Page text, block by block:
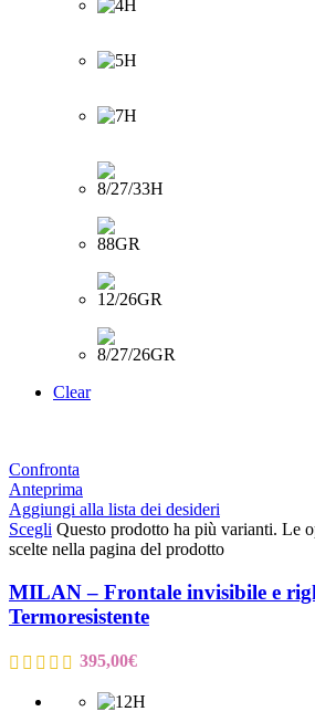
Clear
Confronta
Anteprima
Aggiungi alla lista dei desideri
Scegli Questo prodotto ha più varianti. Le
scelte nella pagina del prodotto
MILAN – Frontale invisibile e
Termoresistente
395,00€